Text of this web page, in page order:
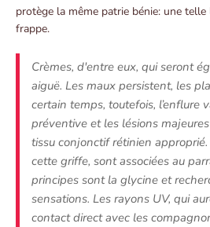
protège la même patrie bénie: une telle
frappe.
Crèmes, d'entre eux, qui seront
aiguë. Les maux persistent, les
certain temps, toutefois, l’enflure
préventive et les lésions
tissu conjonctif rétinien
cette griffe, sont associées au
principes sont la glycine et
sensations. Les rayons UV, qui
contact direct avec les